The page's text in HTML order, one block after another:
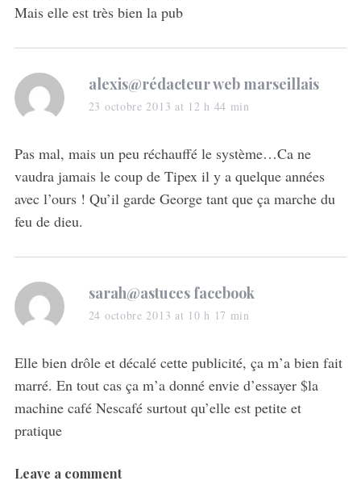
Mais elle est très bien la pub
s
a
s
:
alexis@rédacteur web marseillais
23 octobre 2013 at 12 h 44 min
Pas mal, mais un peu réchauffé le système…Ca ne
vaudra jamais le coup de Tipex il y a quelque années
avec l’ours ! Qu’il garde George tant que ça marche du
feu de dieu.
s
a
s
:
sarah@astuces facebook
24 octobre 2013 at 10 h 17 min
Elle bien drôle et décalé cette publicité, ça m’a bien fait
marré. En tout cas ça m’a donné envie d’essayer $la
machine café Nescafé surtout qu’elle est petite et
pratique
L
Leave a comment
S
e
c
h
f
r